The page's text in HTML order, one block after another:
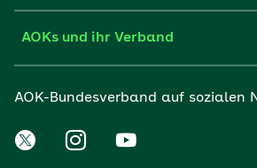
AOKs und ihr Verband
AOK-Bundesverband auf sozialen